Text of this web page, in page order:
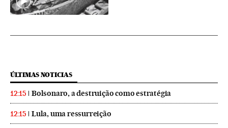
ÚLTIMAS NOTICIAS
12:15 Bolsonaro, a destruição como estratégia
12:15 Lula, uma ressurreição